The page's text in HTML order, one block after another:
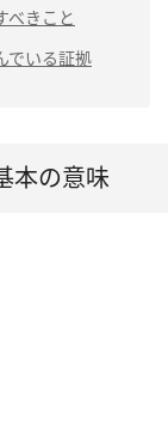
べきこと
でいる証拠
本の意味